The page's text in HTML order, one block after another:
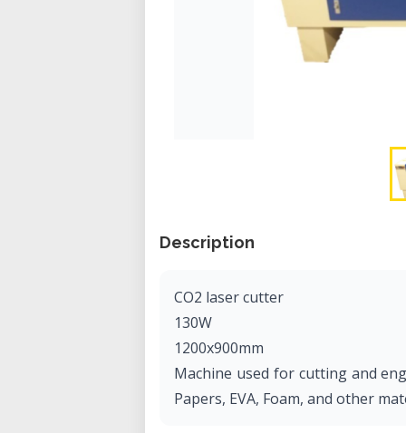
Description
CO2 laser cutter
130W
1200x900mm
Machine used for cutting and
Papers, EVA, Foam, and other